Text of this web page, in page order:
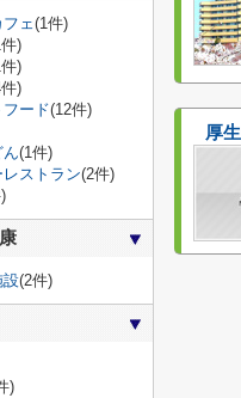
厚
ェ(1件)
)
)
)
ード(12件)
ん(1件)
ストラン(2件)
設(2件)
)